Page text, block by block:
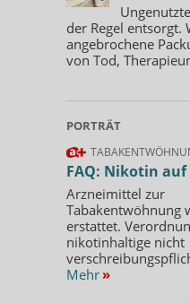
der Regel entsorgt.
angebrochene
von Tod,
PORTRÄT
FAQ: Nikotin auf
Arzneimittel zur
Tabakentwöhnung
erstattet.
nikotinhaltige nicht
Mehr »